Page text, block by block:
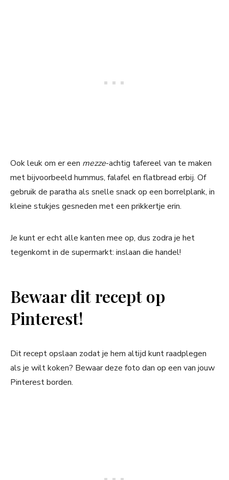
Ook leuk om er een mezze-achtig tafereel van te maken
met bijvoorbeeld hummus, falafel en flatbread erbij. Of
gebruik de paratha als snelle snack op een borrelplank, in
kleine stukjes gesneden met een prikkertje erin.
Je kunt er echt alle kanten mee op, dus zodra je het
tegenkomt in de supermarkt: inslaan die handel!
Bewaar dit recept op
Pinterest!
Dit recept opslaan zodat je hem altijd kunt raadplegen
als je wilt koken? Bewaar deze foto dan op een van jouw
Pinterest borden.